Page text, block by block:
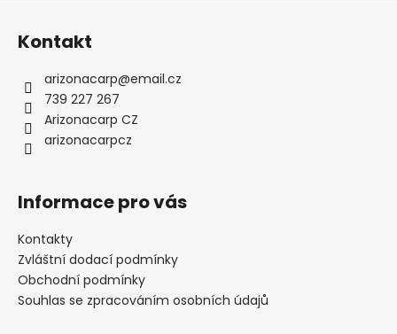
Kontakt
arizonacarp@email.cz
739 227 267
Arizonacarp CZ
arizonacarpcz
Informace pro vás
Kontakty
Zvláštní dodací podmínky
Obchodní podmínky
Souhlas se zpracováním osobních údajů